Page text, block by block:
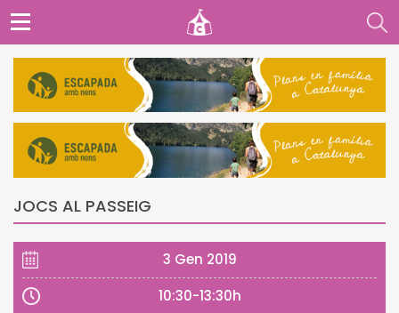
JOCS AL PASSEIG
3 Gen 2019
10:30-13:30h